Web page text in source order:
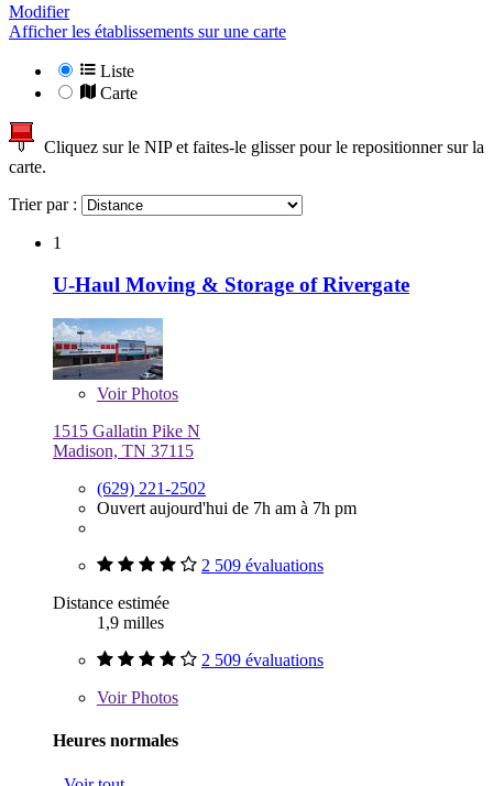
Modifier
Afficher les établissements sur une carte
Liste
Carte
Cliquez sur le NIP et faites-le glisser pour le repositionner sur la
carte.
Trier par :
1
U-Haul Moving & Storage of Rivergate
VoirPhotos
1515 Gallatin Pike N
Madison, TN 37115
(629) 221-2502
Ouvert aujourd'hui de 7h am à 7h pm
2 509 évaluations
Distance estimée
1,9 milles
2 509 évaluations
VoirPhotos
Heures normales